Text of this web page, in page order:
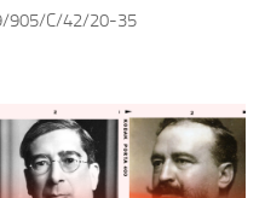
en Talavera de la Reina (1937-
1947 | Buscador
905/C/42/20-35